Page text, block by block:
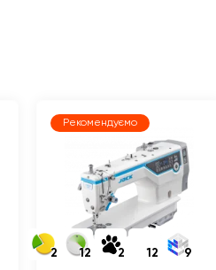
Рекомендуємо
2 12 2 12 9